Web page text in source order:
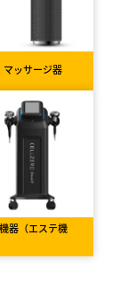
マッサージ器
器（エステ機